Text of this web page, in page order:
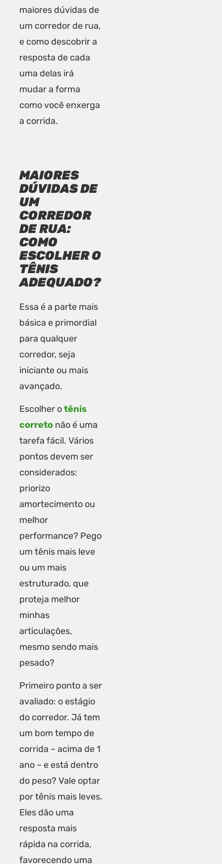
maiores dúvidas de
um corredor de rua,
e como descobrir a
resposta de cada
uma delas irá
mudar a forma
como você enxerga
a corrida.
MAIORES
DÚVIDAS DE
UM
CORREDOR
DE RUA:
COMO
ESCOLHER O
TÊNIS
ADEQUADO?
Essa é a parte mais
básica e primordial
para qualquer
corredor, seja
iniciante ou mais
avançado.
Escolher otênis
correto não é uma
tarefa fácil. Vários
pontos devem ser
considerados:
priorizo
amortecimento ou
melhor
performance? Pego
um tênis mais leve
ou um mais
estruturado, que
proteja melhor
minhas
articulações,
mesmo sendo mais
pesado?
Primeiro ponto a ser
avaliado: o estágio
do corredor. Já tem
um bom tempo de
corrida – acima de 1
ano – e está dentro
do peso? Vale optar
por tênis mais leves.
Eles dão uma
resposta mais
rápida na corrida,
favorecendo uma